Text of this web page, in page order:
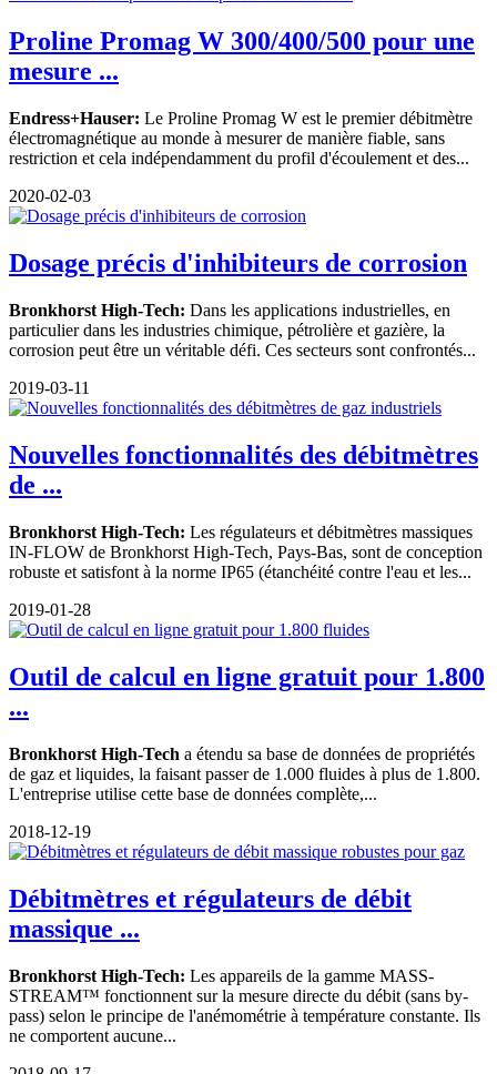
Proline Promag W 300/400/500 pour une
mesure ...
Endress+Hauser: Le Proline Promag W est le premier débitmètre
électromagnétique au monde à mesurer de manière fiable, sans
restriction et cela indépendamment du profil d'écoulement et des...
2020-02-03
Dosage précis d'inhibiteurs de corrosion
Bronkhorst High-Tech: Dans les applications industrielles, en
particulier dans les industries chimique, pétrolière et gazière, la
corrosion peut être un véritable défi. Ces secteurs sont confrontés...
2019-03-11
Nouvelles fonctionnalités des débitmètres
de ...
Bronkhorst High-Tech: Les régulateurs et débitmètres massiques
IN-FLOW de Bronkhorst High-Tech, Pays-Bas, sont de conception
robuste et satisfont à la norme IP65 (étanchéité contre l'eau et les...
2019-01-28
Outil de calcul en ligne gratuit pour 1.800
...
Bronkhorst High-Tech a étendu sa base de données de propriétés
de gaz et liquides, la faisant passer de 1.000 fluides à plus de 1.800.
L'entreprise utilise cette base de données complète,...
2018-12-19
Débitmètres et régulateurs de débit
massique ...
Bronkhorst High-Tech: Les appareils de la gamme MASS-
STREAM™ fonctionnent sur la mesure directe du débit (sans by-
pass) selon le principe de l'anémométrie à température constante. Ils
ne comportent aucune...